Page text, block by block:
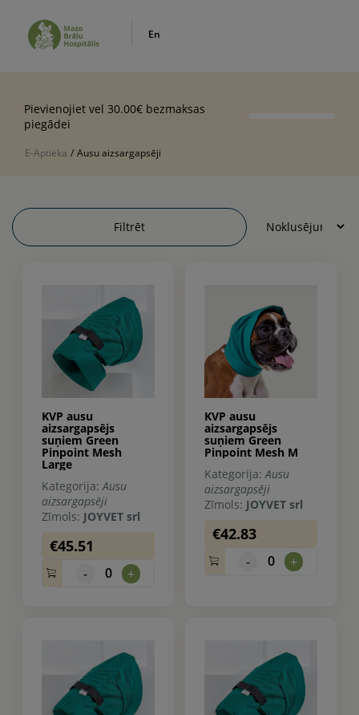
En
Pievienojiet vel 30.00€ bezmaksas
piegādei
E-Aptieka / Ausu aizsargapsēji
Filtrēt
KVP ausu
aizsargapsējs
suņiem Green
Pinpoint Mesh
Large
Kategorija:Ausu
aizsargapsēji
Zīmols: JOYVET srl
€45.51
- 0 +
KVP ausu
aizsargapsējs
suņiem Green
Pinpoint Mesh M
Kategorija:Ausu
aizsargapsēji
Zīmols: JOYVET srl
€42.83
- 0 +